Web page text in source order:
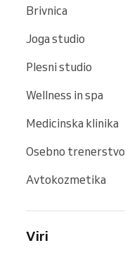
Brivnica
Joga studio
Plesni studio
Wellness in spa
Medicinska klinika
Osebno trenerstvo
Avtokozmetika
Viri